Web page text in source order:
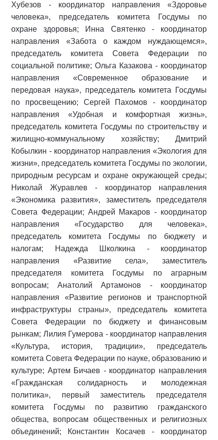
Хубезов - координатор направления «Здоровье
человека», председатель комитета Госдумы по
охране здоровья; Инна Святенко - координатор
направления «Забота о каждом нуждающемся»,
председатель комитета Совета Федерации по
социальной политике; Ольга Казакова - координатор
направления «Современное образование и
передовая наука», председатель комитета Госдумы
по просвещению; Сергей Пахомов - координатор
направления «Удобная и комфортная жизнь»,
председатель комитета Госдумы по строительству и
жилищно-коммунальному хозяйству; Дмитрий
Кобылкин - координатор направления «Экология для
жизни», председатель комитета Госдумы по экологии,
природным ресурсам и охране окружающей среды;
Николай Журавлев - координатор направления
«Экономика развития», заместитель председателя
Совета Федерации; Андрей Макаров - координатор
направления «Государство для человека»,
председатель комитета Госдумы по бюджету и
налогам; Надежда Школкина - координатор
направления «Развитие села», заместитель
председателя комитета Госдумы по аграрным
вопросам; Анатолий Артамонов - координатор
направления «Развитие регионов и транспортной
инфраструктуры страны», председатель комитета
Совета Федерации по бюджету и финансовым
рынкам; Лилия Гумерова - координатор направления
«Культура, история, традиции», председатель
комитета Совета Федерации по науке, образованию и
культуре; Артем Бичаев - координатор направления
«Гражданская солидарность и молодежная
политика», первый заместитель председателя
комитета Госдумы по развитию гражданского
общества, вопросам общественных и религиозных
объединений; Константин Косачев - координатор